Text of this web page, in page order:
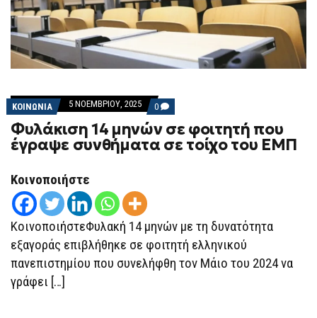
ΚΟΙΝΩΝΙΑ 5 ΝΟΕΜΒΡΊΟΥ, 2025 0 COMMENTS
ON
ΦΥΛΆΚΙΣΗ
ΜΗΝΏΝ
ΤΟΊΧΟ
ΤΟΥ
ΕΜΠ
Φυλάκιση 14 μηνών σε φοιτητή που
έγραψε συνθήματα σε τοίχο του ΕΜΠ
Κοινοποιήστε
ΚοινοποιήστεΦυλακή 14 μηνών με τη δυνατότητα
εξαγοράς επιβλήθηκε σε φοιτητή ελληνικού
πανεπιστημίου που συνελήφθη τον Μάιο του 2024 να
γράφει […]